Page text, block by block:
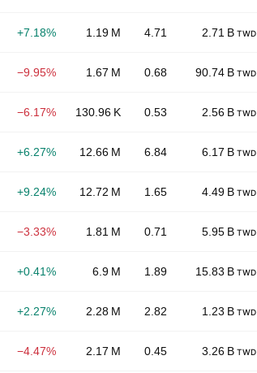
+7.18% 1.19 M 4.71 2.71 B TWD
−9.95% 1.67 M 0.68 90.74 B TWD
−6.17% 130.96 K 0.53 2.56 B TWD
+6.27% 12.66 M 6.84 6.17 B TWD
+9.24% 12.72 M 1.65 4.49 B TWD
−3.33% 1.81 M 0.71 5.95 B TWD
+0.41% 6.9 M 1.89 15.83 B TWD
+2.27% 2.28 M 2.82 1.23 B TWD
−4.47% 2.17 M 0.45 3.26 B TWD